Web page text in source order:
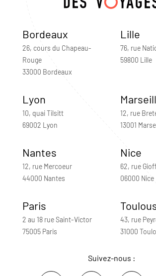
Bordeaux
26, cours du Chapeau-
Rouge
33000 Bordeaux
Lille
76, rue
59800 Lille
Lyon
10, quai Tilsitt
69002 Lyon
12, rue
13001
Nantes
12, rue Mercoeur
44000 Nantes
Nice
62, rue
06000 Nice
Paris
2 au 18 rue Saint-Victor
75005 Paris
43, rue
31000
Suivez-nous :